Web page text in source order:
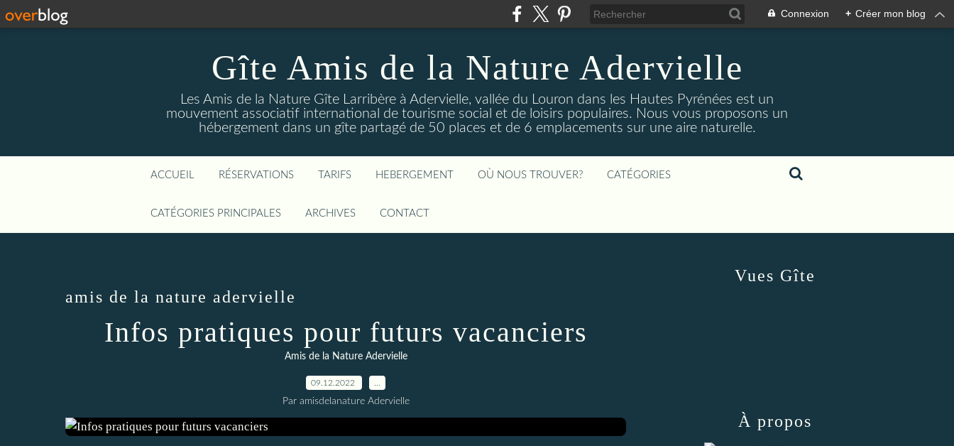
Connexion + Créer mon blog
Gîte Amis de la Nature Adervielle
Les Amis de la Nature Gîte Larribère à Adervielle, vallée du Louron dans les Hautes Pyrénées est un
mouvement associatif international de tourisme social et de loisirs populaires. Nous vous proposons un
hébergement dans un gîte partagé de 50 places et de 6 emplacements sur une aire naturelle.
ACCUEIL RÉSERVATIONS TARIFS HEBERGEMENT OÙ NOUS TROUVER? CATÉGORIES
CATÉGORIES PRINCIPALES ARCHIVES CONTACT
amis de la nature adervielle
Infos pratiques pour futurs vacanciers
Amis de la Nature Adervielle
09.12.2022
Par amisdelanature Adervielle
À propos
Vues Gîte